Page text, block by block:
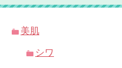
美肌
シワ